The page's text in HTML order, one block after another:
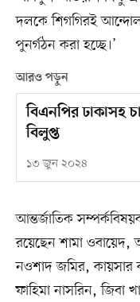
দলকে শিগগিরই
পুনর্গঠন করা হচ্ছে।’
আরও পড়ুন
বিএনপির ঢাকাসহ
বিলুপ্ত
১৩ জুন ২০২৪
আন্তর্জাতিক
রয়েছেন শামা ওবায়েদ,
নওশাদ জমির,
ফাহিমা নাসরিন, জিবা